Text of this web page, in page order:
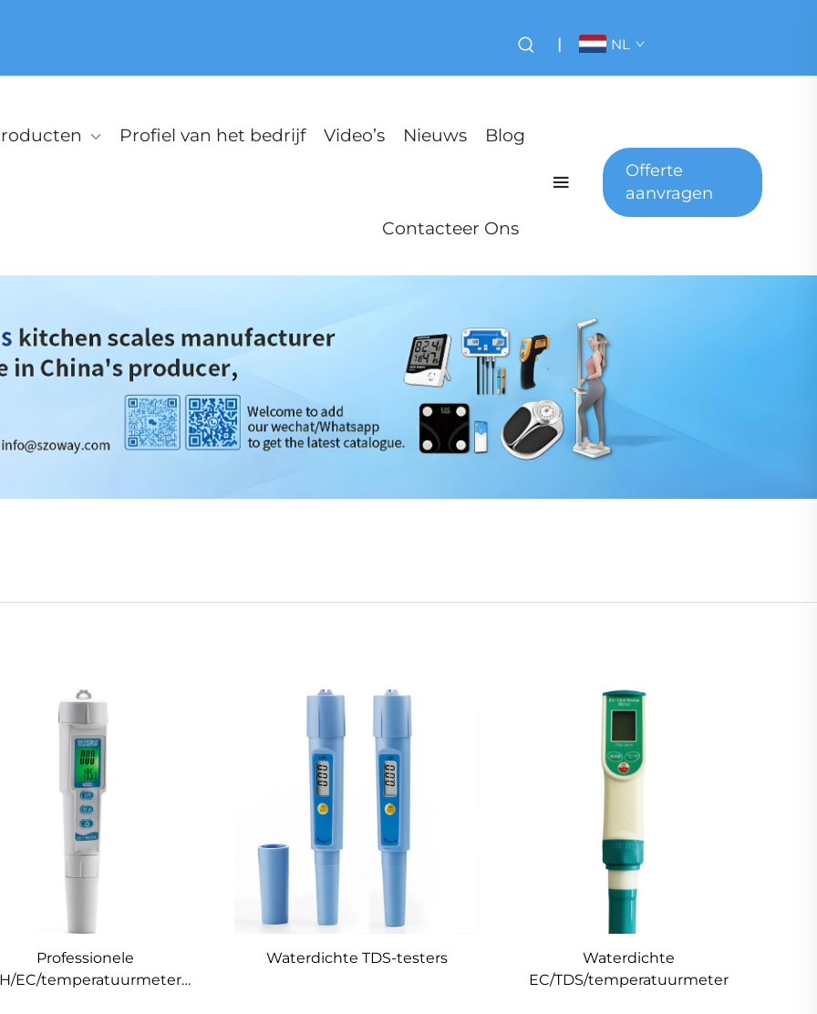
| NL
Profiel van het bedrijf Video’s Nieuws Blog
Contacteer Ons
Offerte
aanvragen
Professionele
EC/temperatuurmeter
Waterdichte TDS-testers
Waterdichte
EC/TDS/temperatuurmeter